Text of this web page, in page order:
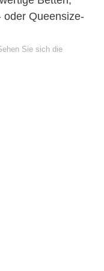
oder Queensize-
Sie sich die